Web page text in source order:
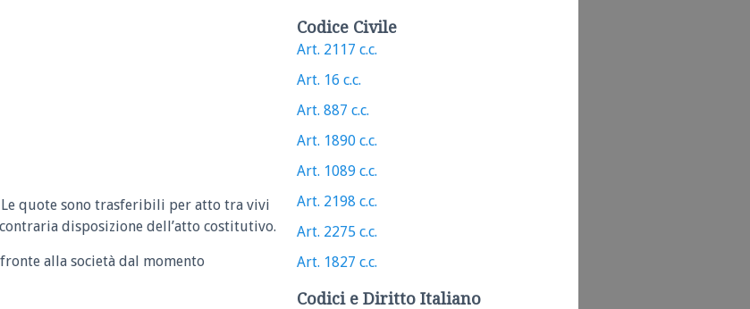
quote sono trasferibili per atto tra vivi
disposizione dell’atto costitutivo.
alla società dal momento
Codice Civile
Art. 2117 c.c.
Art. 16 c.c.
Art. 887 c.c.
Art. 1890 c.c.
Art. 1089 c.c.
Art. 2198 c.c.
Art. 2275 c.c.
Art. 1827 c.c.
Codici e Diritto Italiano